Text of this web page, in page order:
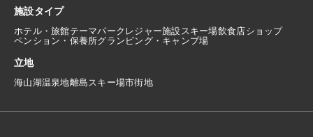
施設タイプ
ホテル・旅館テーマパーク レジャー施設スキー場飲食店ショップ
ペンション・保養所グランピング・キャンプ場
立地
海山湖温泉地離島スキー場市街地